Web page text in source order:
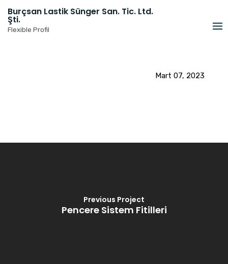
content
Burçsan Lastik Sünger San. Tic. Ltd.
Şti.
Flexible Profil
Mart 07, 2023
Previous Project
Pencere Sistem Fitilleri